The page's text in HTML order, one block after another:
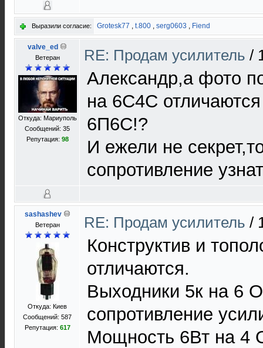
Выразили согласие: Grotesk77 , t.800 , serg0603 , Fiend
valve_ed
Ветеран
Откуда: Мариуполь
Сообщений: 35
Репутация: 98
RE: Продам усилитель /
Александр,а фото
на 6С4С
6П6С!?
И ежели не
сопротивление
sashashev
Ветеран
Откуда: Киев
Сообщений: 587
Репутация: 617
RE: Продам усилитель /
Конструктив и
отличаются.
Выходники 5к на 6
сопротивление
Мощность 6Вт на 4